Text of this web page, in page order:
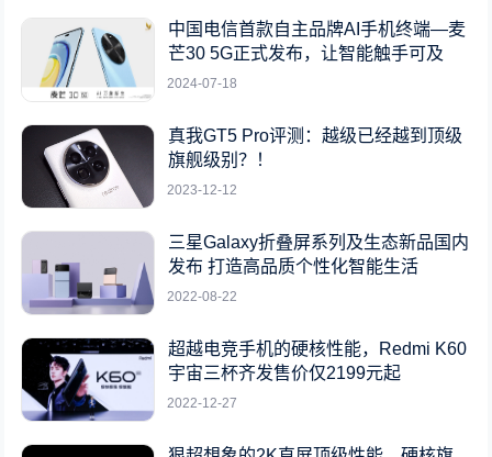
中国电信首款自主品牌AI手机终端—麦
芒30 5G正式发布，让智能触手可及
2024-07-18
真我GT5 Pro评测：越级已经越到顶级
旗舰级别？！
2023-12-12
三星Galaxy折叠屏系列及生态新品国内
发布 打造高品质个性化智能生活
2022-08-22
超越电竞手机的硬核性能，Redmi K60
宇宙三杯齐发售价仅2199元起
2022-12-27